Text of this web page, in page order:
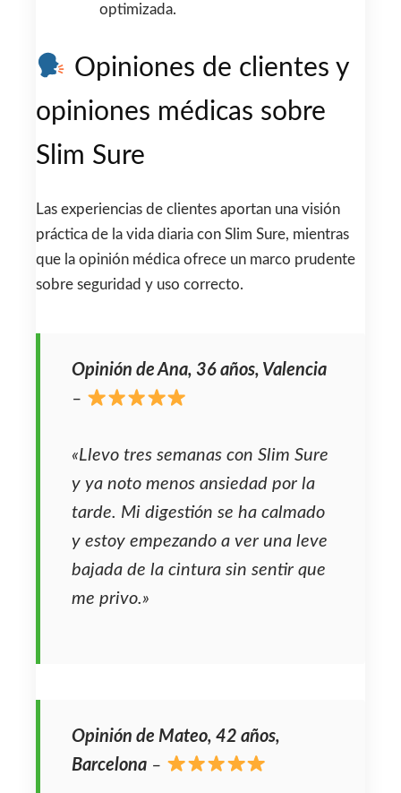
optimizada.
Opiniones de clientes y
opiniones médicas sobre
Slim Sure
Las experiencias de clientes aportan una visión
práctica de la vida diaria con Slim Sure, mientras
que la opinión médica ofrece un marco prudente
sobre seguridad y uso correcto.
Opinión de Ana, 36 años, Valencia
–
«Llevo tres semanas con Slim Sure
y ya noto menos ansiedad por la
tarde. Mi digestión se ha calmado
y estoy empezando a ver una leve
bajada de la cintura sin sentir que
me privo.»
Opinión de Mateo, 42 años,
Barcelona –